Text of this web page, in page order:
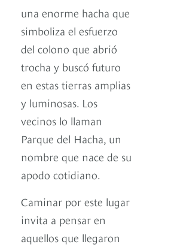
una enorme hacha que
simboliza el esfuerzo
del colono que abrió
trocha y buscó futuro
en estas tierras amplias
y luminosas. Los
vecinos lo llaman
Parque del Hacha, un
nombre que nace de su
apodo cotidiano.
Caminar por este lugar
invita a pensar en
aquellos que llegaron